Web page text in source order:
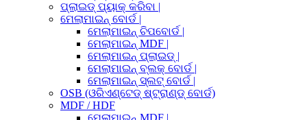
ପ୍ଲାଇଡ୍ ପ୍ୟାକ୍ କରିବା |
ମେଲାମାଇନ୍ ବୋର୍ଡ |
ମେଲାମାଇନ୍ ଚିପବୋର୍ଡ |
ମେଲାମାଇନ୍ MDF |
ମେଲାମାଇନ୍ ପ୍ଲାଇଡ୍ |
ମେଲାମାଇନ୍ ବ୍ଲକ୍ ବୋର୍ଡ |
ମେଲାମାଇନ୍ ସ୍ଲଟ୍ ବୋର୍ଡ |
OSB (ଓରିଏଣ୍ଟେଡ୍ ଷ୍ଟ୍ରାଣ୍ଡ୍ ବୋର୍ଡ)
MDF / HDF
ମେଲାମାଇନ୍ MDF |